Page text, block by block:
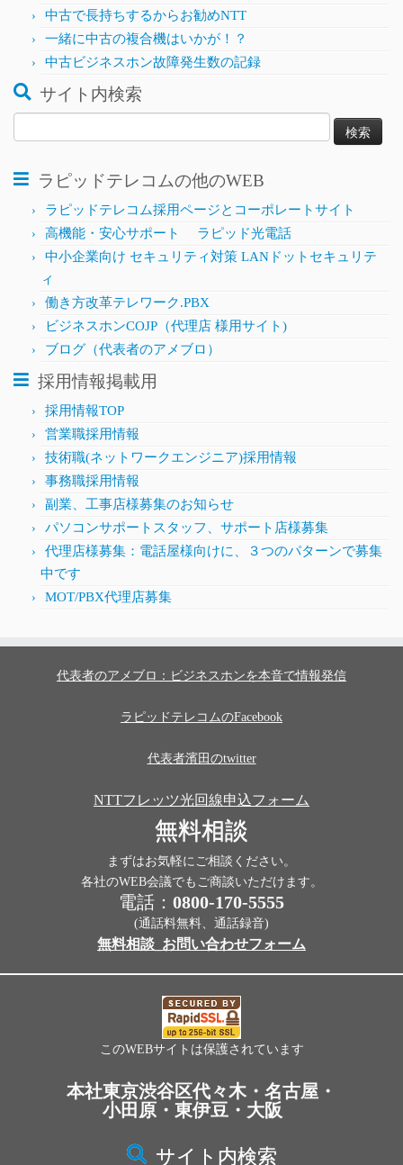
中古で長持ちするからお勧めNTT
一緒に中古の複合機はいかが！？
中古ビジネスホン故障発生数の記録
サイト内検索
索:
ラピッドテレコムの他のWEB
ラピッドテレコム採用ページとコーポレートサイト
高機能・安心サポート ラピッド光電話
中小企業向け セキュリティ対策 LANドットセキュリテ
ィ
働き方改革テレワーク.PBX
ビジネスホンCOJP（代理店 様用サイト)
ブログ（代表者のアメブロ）
採用情報掲載用
採用情報TOP
営業職採用情報
技術職(ネットワークエンジニア)採用情報
事務職採用情報
副業、工事店様募集のお知らせ
パソコンサポートスタッフ、サポート店様募集
代理店様募集：電話屋様向けに、３つのパターンで募集
中です
MOT/PBX代理店募集
代表者のアメブロ：ビジネスホンを本音で情報発信
ラピッドテレコムのFacebook
代表者濱田のtwitter
NTTフレッツ光回線申込フォーム
無料相談
まずはお気軽にご相談ください。
各社のWEB会議でもご商談いただけます。
電話： 0800-170-5555
(通話料無料、通話録音)
無料相談_お問い合わせフォーム
このWEBサイトは保護されています
本社東京渋谷区代々木・名古屋・
小田原・東伊豆・大阪
サイト内検索